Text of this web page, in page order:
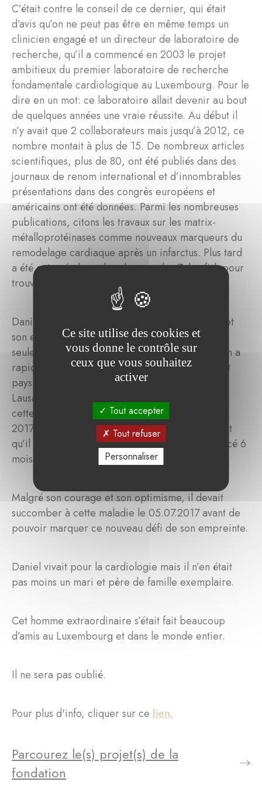
C’était contre le conseil de ce dernier, qui était
d’avis qu’on ne peut pas être en même temps un
clinicien engagé et un directeur de laboratoire de
recherche, qu’il a commencé en 2003 le projet
ambitieux du premier laboratoire de recherche
fondamentale cardiologique au Luxembourg. Pour le
dire en un mot: ce laboratoire allait devenir au bout
de quelques années une vraie réussite. Au début il
n’y avait que 2 collaborateurs mais jusqu’à 2012, ce
nombre montait à plus de 15. De nombreux articles
scientifiques, plus de 80, ont été publiés dans des
journaux de renom international et d’innombrables
présentations dans des congrès européens et
américains ont été données. Parmi les nombreuses
publications, citons les travaux sur les matrix-
métalloprotéinases comme nouveaux marqueurs du
remodelage cardiaque après un infarctus. Plus tard
a été entamée la recherche avec les Zebrafish pour
trouver des nouvelles options thérapeutiques.
Daniel a réussi à transmettre son enthousiasme et
son engagement à ses collaborateurs. Il n’a pas
seulement fait la une au Luxembourg. Son renom a
rapidement dépassé les frontières de notre petit
pays. Finalement il a reçu l’offre du CHUV de
Lausanne pour devenir professeur titulaire dans
cette université de renom européen. En janvier
2017, il a relevé ce nouveau défi alors qu’il savait
qu’il avait une maladie sévère qui avait commencé 6
mois plus tôt.
Malgré son courage et son optimisme, il devait
succomber à cette maladie le 05.07.2017 avant de
pouvoir marquer ce nouveau défi de son empreinte.
Daniel vivait pour la cardiologie mais il n’en était
pas moins un mari et père de famille exemplaire.
Cet homme extraordinaire s’était fait beaucoup
d’amis au Luxembourg et dans le monde entier.
Il ne sera pas oublié.
Pour plus d'info, cliquer sur ce lien.
Parcourez le(s) projet(s) de la
fondation
Ce site utilise des cookies et
vous donne le contrôle sur
ceux que vous souhaitez
activer
Tout accepter
Tout refuser
Personnaliser